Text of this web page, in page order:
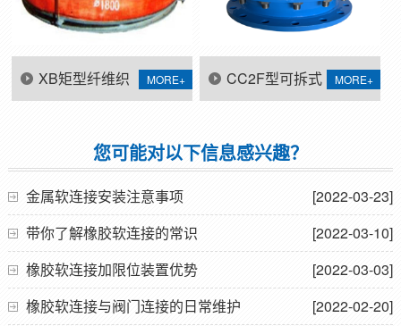
MORE+
XB矩型纤维织 MORE+
CC2F型可拆式
您可能对以下信息感兴趣？
[2022-03-23]
金属软连接安装注意事项
[2022-03-10]
带你了解橡胶软连接的常识
[2022-03-03]
橡胶软连接加限位装置优势
[2022-02-20]
橡胶软连接与阀门连接的日常维护